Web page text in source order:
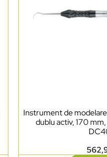
Instrument de
dublu activ, 170